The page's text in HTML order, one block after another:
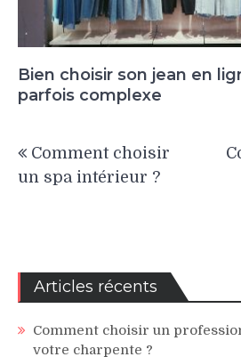
Bien choisir son jean en
parfois complexe
de
Comment choisir
un spa intérieur ?
Articles récents
Comment choisir un
votre charpente ?